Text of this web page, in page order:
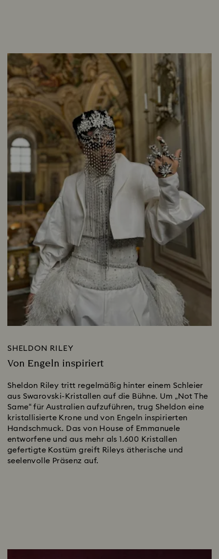
SHELDON RILEY
Von Engeln inspiriert
Sheldon Riley tritt regelmäßig hinter einem Schleier
aus Swarovski-Kristallen auf die Bühne. Um „Not The
Same“ für Australien aufzuführen, trug Sheldon eine
kristallisierte Krone und von Engeln inspirierten
Handschmuck. Das von House of Emmanuele
entworfene und aus mehr als 1.600 Kristallen
gefertigte Kostüm greift Rileys ätherische und
seelenvolle Präsenz auf.